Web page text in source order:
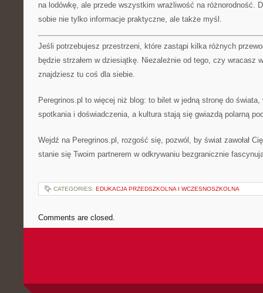
na lodówkę, ale przede wszystkim wrażliwość na różnorodność.
sobie nie tylko informacje praktyczne, ale także myśl.
Jeśli potrzebujesz przestrzeni, które zastąpi kilka różnych
będzie strzałem w dziesiątkę. Niezależnie od tego, czy wracasz
znajdziesz tu coś dla siebie.
Peregrinos.pl to więcej niż blog: to bilet w jedną stronę do
spotkania i doświadczenia, a kultura stają się gwiazdą polarną
Wejdź na Peregrinos.pl, rozgość się, pozwól, by świat zawołał
stanie się Twoim partnerem w odkrywaniu bezgranicznie
CATEGORIES: EDUKACJA PRZEDSZKOLNA I WCZESNOSZKOLNA
Comments are closed.